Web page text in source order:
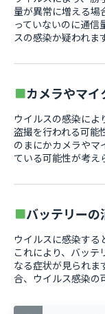
量が異常に増える場
っていないのに通
スの感染か疑われま
カメラやマイ
ウイルスの感染によ
盗撮を行われる可能
のまにかカメラやマ
ている可能性が考え
バッテリーの
ウイルスに感染する
これにより、バッテ
なる症状が見られま
合、ウイルス感染の